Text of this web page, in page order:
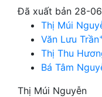
Đã xuất bản 28-
Thị Múi
Văn Lưu Trần
Thị Thu
Bá Tâm
Thị Múi Nguyễn